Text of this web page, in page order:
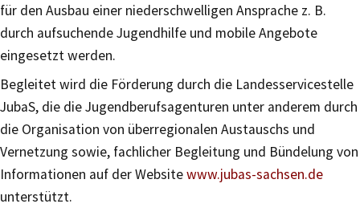
für den Ausbau einer niederschwelligen Ansprache z. B.
durch aufsuchende Jugendhilfe und mobile Angebote
eingesetzt werden.
Begleitet wird die Förderung durch die Landesservicestelle
JubaS, die die Jugendberufsagenturen unter anderem durch
die Organisation von überregionalen Austauschs und
Vernetzung sowie, fachlicher Begleitung und Bündelung von
Informationen auf der Websitewww.jubas-sachsen.de
unterstützt.